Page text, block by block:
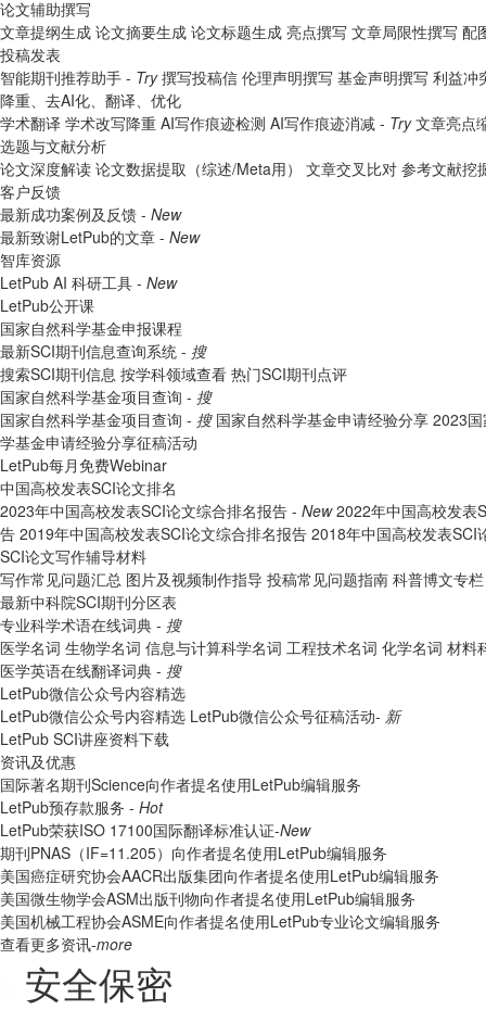
论文辅助撰写
文章提纲生成 论文摘要生成 论文标题生成 亮点撰写 文章局限性撰写 配
投稿发表
智能期刊推荐助手 - Try 撰写投稿信 伦理声明撰写 基金声明撰写 利益冲
降重、去AI化、翻译、优化
学术翻译 学术改写降重 AI写作痕迹检测 AI写作痕迹消减 - Try 文章亮点
选题与文献分析
论文深度解读 论文数据提取（综述/Meta用） 文章交叉比对 参考文献挖
客户反馈
最新成功案例及反馈 - New
最新致谢LetPub的文章 - New
智库资源
LetPub AI 科研工具 - New
LetPub公开课
国家自然科学基金申报课程
最新SCI期刊信息查询系统 - 搜
搜索SCI期刊信息 按学科领域查看 热门SCI期刊点评
国家自然科学基金项目查询 - 搜
国家自然科学基金项目查询 - 搜 国家自然科学基金申请经验分享 2023
学基金申请经验分享征稿活动
LetPub每月免费Webinar
中国高校发表SCI论文排名
2023年中国高校发表SCI论文综合排名报告 - New 2022年中国高校发表
告 2019年中国高校发表SCI论文综合排名报告 2018年中国高校发表SCI
SCI论文写作辅导材料
写作常见问题汇总 图片及视频制作指导 投稿常见问题指南 科普博文专栏
最新中科院SCI期刊分区表
专业科学术语在线词典 - 搜
医学名词 生物学名词 信息与计算科学名词 工程技术名词 化学名词 材料
医学英语在线翻译词典 - 搜
LetPub微信公众号内容精选
LetPub微信公众号内容精选 LetPub微信公众号征稿活动- 新
LetPub SCI讲座资料下载
资讯及优惠
国际著名期刊Science向作者提名使用LetPub编辑服务
LetPub预存款服务 - Hot
LetPub荣获ISO 17100国际翻译标准认证-New
期刊PNAS（IF=11.205）向作者提名使用LetPub编辑服务
美国癌症研究协会AACR出版集团向作者提名使用LetPub编辑服务
美国微生物学会ASM出版刊物向作者提名使用LetPub编辑服务
美国机械工程协会ASME向作者提名使用LetPub专业论文编辑服务
查看更多资讯-more
安全保密